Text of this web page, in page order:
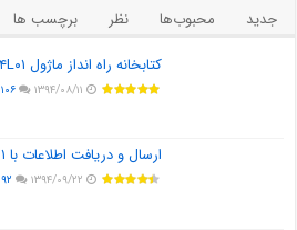
جدید محبوب‌ها نظر
برچسب ها
کتابخانه راه انداز ماژول NRF۲۴L۰۱
۱۳۹۴/۰۸/۱۱ ۱۰۶
ارسال و دریافت اطلاعات با NRF۲۴L۰۱
۱۳۹۴/۰۹/۲۲ ۹۲